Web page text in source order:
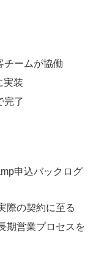
チームが協働
実装
完了
申込バックログ
際の契約に至る
期営業プロセスを